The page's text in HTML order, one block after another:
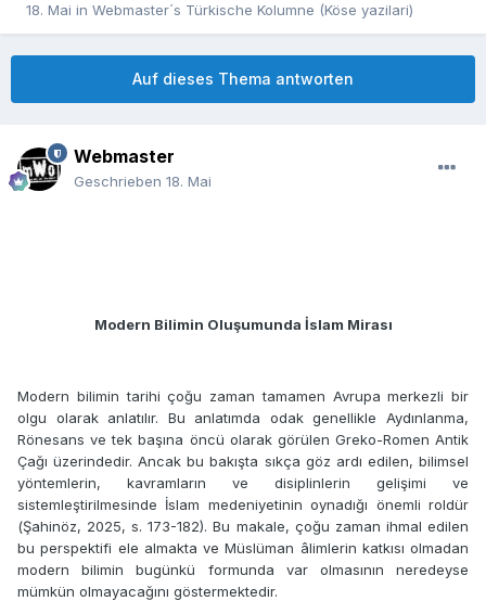
18. Mai in Webmaster´s Türkische Kolumne (Köse yazilari)
Auf dieses Thema antworten
Webmaster
Geschrieben 18. Mai
Modern Bilimin Oluşumunda İslam Mirası
Modern bilimin tarihi çoğu zaman tamamen Avrupa merkezli bir
olgu olarak anlatılır. Bu anlatımda odak genellikle Aydınlanma,
Rönesans ve tek başına öncü olarak görülen Greko-Romen Antik
Çağı üzerindedir. Ancak bu bakışta sıkça göz ardı edilen, bilimsel
yöntemlerin, kavramların ve disiplinlerin gelişimi ve
sistemleştirilmesinde İslam medeniyetinin oynadığı önemli roldür
(Şahinöz, 2025, s. 173-182). Bu makale, çoğu zaman ihmal edilen
bu perspektifi ele almakta ve Müslüman âlimlerin katkısı olmadan
modern bilimin bugünkü formunda var olmasının neredeyse
mümkün olmayacağını göstermektedir.